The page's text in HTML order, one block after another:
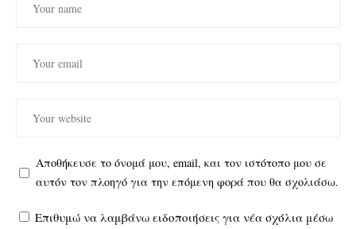
Αποθήκευσε το όνομά μου, email, και τον ιστότοπο μου σε
αυτόν τον πλοηγό για την επόμενη φορά που θα σχολιάσω.
Επιθυμώ να λαμβάνω ειδοποιήσεις για νέα σχόλια μέσω